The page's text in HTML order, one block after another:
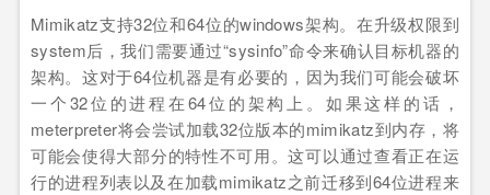
Mimikatz支持32位和64位的windows架构。在升级权限到
system后，我们需要通过“sysinfo”命令来确认目标机器的
架构。这对于64位机器是有必要的，因为我们可能会破坏
一个32位的进程在64位的架构上。如果这样的话，
meterpreter将会尝试加载32位版本的mimikatz到内存，将
可能会使得大部分的特性不可用。这可以通过查看正在运
行的进程列表以及在加载mimikatz之前迁移到64位进程来